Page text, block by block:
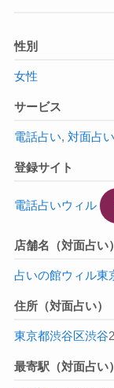
性別
女性
サービス
電話占い, 対面占い
登録サイト
電話占いウィル
店舗名（対面占い）
占いの館ウィル東
住所（対面占い）
東京都渋谷区渋谷
最寄駅（対面占い）